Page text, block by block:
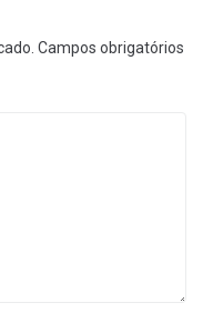
Campos obrigatórios